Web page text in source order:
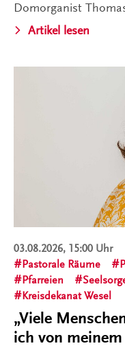
Domorganist
Artikel lesen
03.08.2026, 15:00 Uhr
Pastorale Räume
Pfarreien
Kreisdekanat Wesel
„Viele
ich von